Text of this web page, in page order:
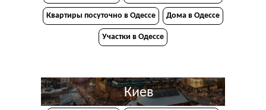
Квартиры посуточно в Одессе Дома в Одессе
Участки в Одессе
Киев